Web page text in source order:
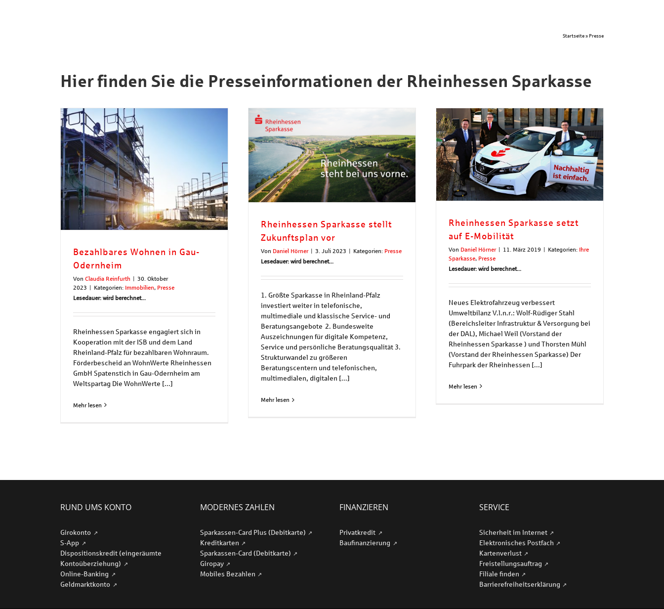
Startseite» Presse
Hier finden Sie die Presseinformationen der Rheinhessen Sparkasse
Bezahlbares Wohnen in Gau-
Odernheim
Von Claudia Reinfurth | 30. Oktober
2023 | Kategorien: Immobilien, Presse
Lesedauer: wird berechnet...
Rheinhessen Sparkasse engagiert sich in
Kooperation mit der ISB und dem Land
Rheinland-Pfalz für bezahlbaren Wohnraum.
Förderbescheid an WohnWerte Rheinhessen
GmbH Spatenstich in Gau-Odernheim am
Weltspartag Die WohnWerte [...]
Mehr lesen
Rheinhessen Sparkasse stellt
Zukunftsplan vor
Von Daniel Hörner | 3. Juli 2023 | Kategorien: Presse
Lesedauer: wird berechnet...
1. Größte Sparkasse in Rheinland-Pfalz
investiert weiter in telefonische,
multimediale und klassische Service- und
Beratungsangebote 2. Bundesweite
Auszeichnungen für digitale Kompetenz,
Service und persönliche Beratungsqualität 3.
Strukturwandel zu größeren
Beratungscentern und telefonischen,
multimedialen, digitalen [...]
Mehr lesen
Rheinhessen Sparkasse setzt
auf E-Mobilität
Von Daniel Hörner | 11. März 2019 | Kategorien: Ihre
Sparkasse, Presse
Lesedauer: wird berechnet...
Neues Elektrofahrzeug verbessert
Umweltbilanz V.l.n.r.: Wolf-Rüdiger Stahl
(Bereichsleiter Infrastruktur & Versorgung bei
der DAL), Michael Weil (Vorstand der
Rheinhessen Sparkasse ) und Thorsten Mühl
(Vorstand der Rheinhessen Sparkasse) Der
Fuhrpark der Rheinhessen [...]
Mehr lesen
RUND UMS KONTO
Girokonto
S-App
Dispositionskredit (eingeräumte
Kontoüberziehung)
Online-Banking
Geldmarktkonto
MODERNES ZAHLEN
Sparkassen-Card Plus (Debitkarte)
Kreditkarten
Sparkassen-Card (Debitkarte)
Giropay
Mobiles Bezahlen
FINANZIEREN
Privatkredit
Baufinanzierung
SERVICE
Sicherheit im Internet
Elektronisches Postfach
Kartenverlust
Freistellungsauftrag
Filiale finden
Barriere­freiheits­erklärung